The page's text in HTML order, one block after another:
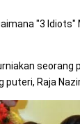
"3 Idiots"
seorang
puteri, Raja